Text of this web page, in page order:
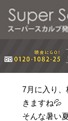
7月に入り
きますね💦
そんな暑い